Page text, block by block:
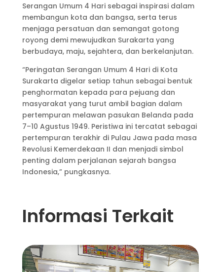
Serangan Umum 4 Hari sebagai inspirasi dalam
membangun kota dan bangsa, serta terus
menjaga persatuan dan semangat gotong
royong demi mewujudkan Surakarta yang
berbudaya, maju, sejahtera, dan berkelanjutan.
“Peringatan Serangan Umum 4 Hari di Kota
Surakarta digelar setiap tahun sebagai bentuk
penghormatan kepada para pejuang dan
masyarakat yang turut ambil bagian dalam
pertempuran melawan pasukan Belanda pada
7–10 Agustus 1949. Peristiwa ini tercatat sebagai
pertempuran terakhir di Pulau Jawa pada masa
Revolusi Kemerdekaan II dan menjadi simbol
penting dalam perjalanan sejarah bangsa
Indonesia,” pungkasnya.
Informasi Terkait